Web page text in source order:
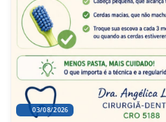
03/08/2026